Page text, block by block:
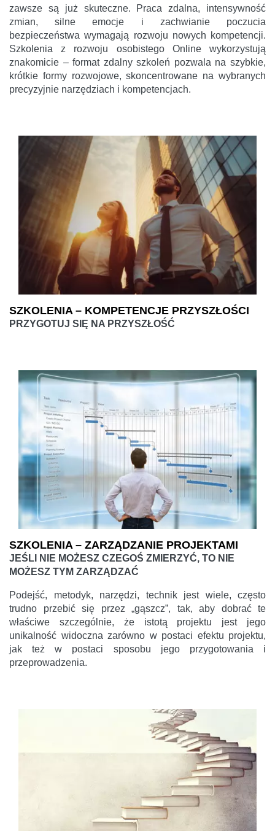
zawsze są już skuteczne. Praca zdalna, intensywność
zmian, silne emocje i zachwianie poczucia
bezpieczeństwa wymagają rozwoju nowych kompetencji.
Szkolenia z rozwoju osobistego Online wykorzystują
znakomicie – format zdalny szkoleń pozwala na szybkie,
krótkie formy rozwojowe, skoncentrowane na wybranych
precyzyjnie narzędziach i kompetencjach.
SZKOLENIA – KOMPETENCJE PRZYSZŁOŚCI
PRZYGOTUJ SIĘ NA PRZYSZŁOŚĆ
SZKOLENIA – ZARZĄDZANIE PROJEKTAMI
JEŚLI NIE MOŻESZ CZEGOŚ ZMIERZYĆ, TO NIE
MOŻESZ TYM ZARZĄDZAĆ
Podejść, metodyk, narzędzi, technik jest wiele, często
trudno przebić się przez „gąszcz”, tak, aby dobrać te
właściwe szczególnie, że istotą projektu jest jego
unikalność widoczna zarówno w postaci efektu projektu,
jak też w postaci sposobu jego przygotowania i
przeprowadzenia.